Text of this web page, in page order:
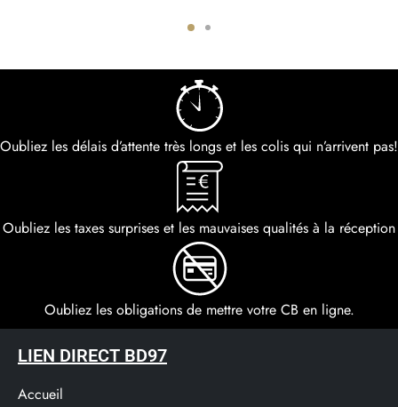
Oubliez les délais d’attente très longs et les colis qui n’arrivent pas!
Oubliez les taxes surprises et les mauvaises qualités à la réception
Oubliez les obligations de mettre votre CB en ligne.
LIEN DIRECT BD97
Accueil